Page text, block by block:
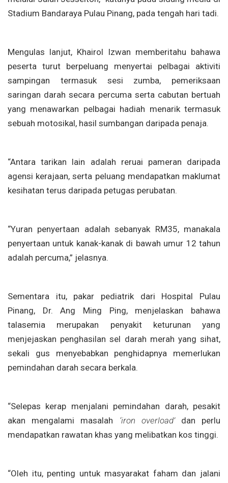
Stadium Bandaraya Pulau Pinang, pada tengah hari tadi.
Mengulas lanjut, Khairol Izwan memberitahu bahawa
peserta turut berpeluang menyertai pelbagai aktiviti
sampingan termasuk sesi zumba, pemeriksaan
saringan darah secara percuma serta cabutan bertuah
yang menawarkan pelbagai hadiah menarik termasuk
sebuah motosikal, hasil sumbangan daripada penaja.
“Antara tarikan lain adalah reruai pameran daripada
agensi kerajaan, serta peluang mendapatkan maklumat
kesihatan terus daripada petugas perubatan.
“Yuran penyertaan adalah sebanyak RM35, manakala
penyertaan untuk kanak-kanak di bawah umur 12 tahun
adalah percuma,” jelasnya.
Sementara itu, pakar pediatrik dari Hospital Pulau
Pinang, Dr. Ang Ming Ping, menjelaskan bahawa
talasemia merupakan penyakit keturunan yang
menjejaskan penghasilan sel darah merah yang sihat,
sekali gus menyebabkan penghidapnya memerlukan
pemindahan darah secara berkala.
“Selepas kerap menjalani pemindahan darah, pesakit
akan mengalami masalah ‘iron overload’dan perlu
mendapatkan rawatan khas yang melibatkan kos tinggi.
“Oleh itu, penting untuk masyarakat faham dan jalani